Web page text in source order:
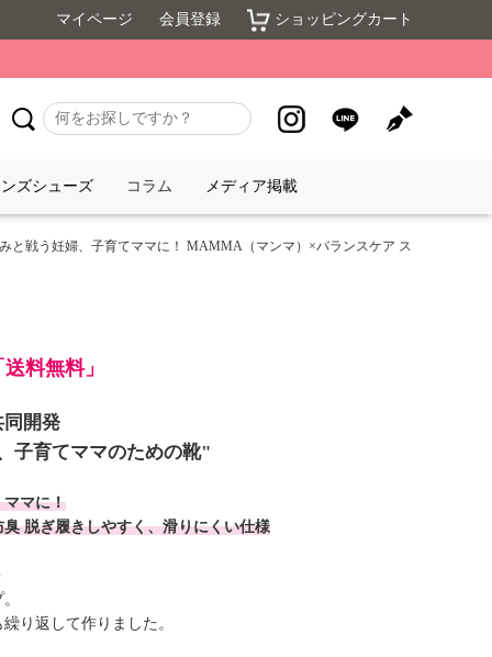
マイページ 会員登録 ショッピングカート
ズシューズ コラム メディア掲載
と戦う妊婦、子育てママに！ MAMMA（マンマ）×バランスケア ス
料無料」
開発
子育てママのための靴"
ママに！
脱ぎ履きしやすく、滑りにくい仕様
り返して作りました。